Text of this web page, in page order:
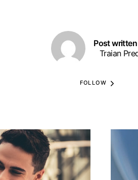
Post
Traian
FOLLOW